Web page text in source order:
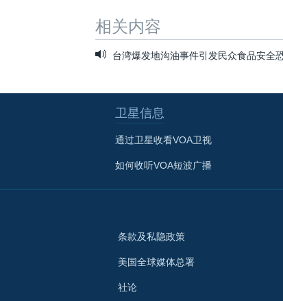
相关内容
台湾爆发地沟油事件引发民众食品安全
卫星信息
通过卫星收看VOA卫视
如何收听VOA短波广播
条款及私隐政策
美国全球媒体总署
社论